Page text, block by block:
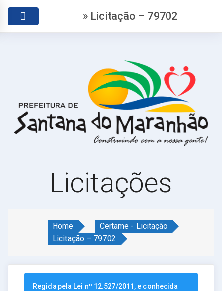
» Licitação – 79702
Licitações
Home
Certame - Licitação
Licitação – 79702
Regida pela Lei nº 12.527/2011, e conhecida